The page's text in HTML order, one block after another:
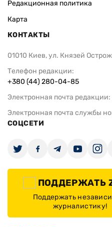
Редакционная политика
Карта
КОНТАКТЫ
01010 Киев, ул. Князей
Телефон редакции:
+380 (44) 280-04-85
Электронная почта редакции:
Электронная почта службы
СОЦСЕТИ
ПОДДЕРЖАТЬ
Поддержать
журналистику!